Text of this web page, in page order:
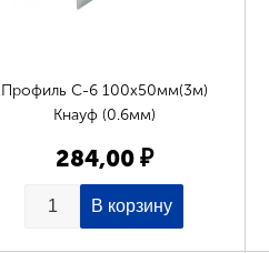
Профиль С-6 100х50мм(3м)
Кнауф (0.6мм)
284,00 ₽